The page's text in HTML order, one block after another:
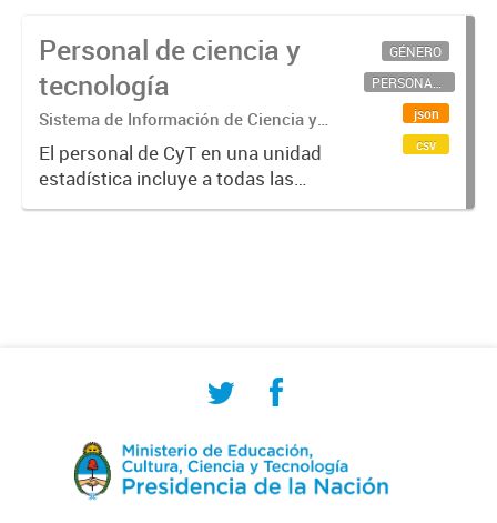
Personal de ciencia y
tecnología
Sistema de Información de Ciencia y
Tecnología Argentino (SICYTAR)
El personal de CyT en una unidad
estadística incluye a todas las
personas involucradas
GÉNERO
PERSONAL CIENTÍFICO-TECNOLÓGICO
json
csv